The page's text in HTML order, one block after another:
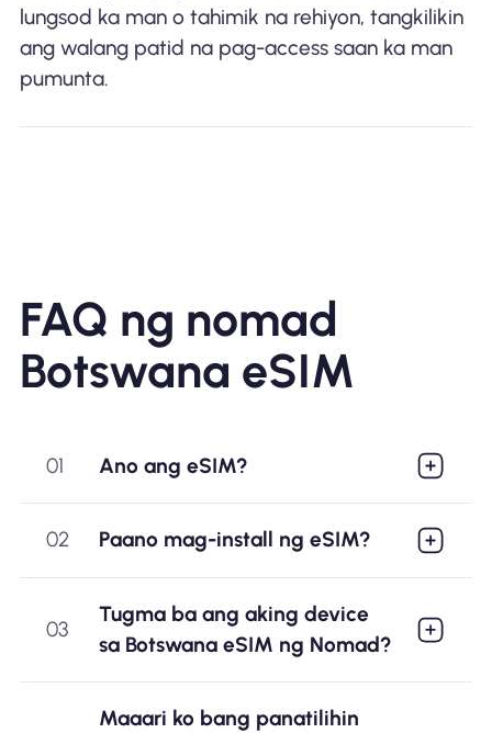
lungsod ka man o tahimik na rehiyon, tangkilikin
ang walang patid na pag-access saan ka man
pumunta.
FAQ ng nomad
Botswana eSIM
01 Ano ang eSIM?
02 Paano mag-install ng eSIM?
03
Tugma ba ang aking device
sa Botswana eSIM ng Nomad?
Maaari ko bang panatilihin